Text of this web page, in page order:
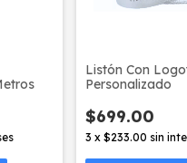
Listón Con
Personalizado
$699.00
3 x $233.00 sin